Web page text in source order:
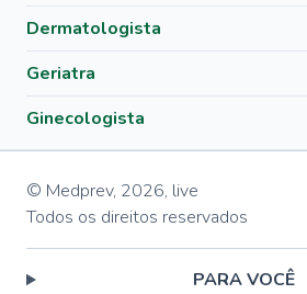
Dermatologista
Geriatra
Ginecologista
© Medprev, 2026, live
Todos os direitos reservados
PARA VOCÊ